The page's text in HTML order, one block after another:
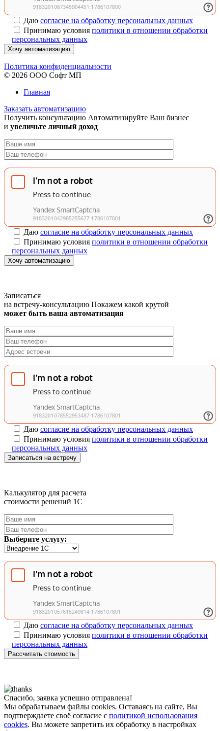
Даю согласие на обработку персональных данных
Принимаю условия политики в отношении обработки
персональных данных
Хочу автоматизацию
Политика конфиденциальности
© 2026 ООО Софт МП
Главная
Заказать автоматизацию
Получить консультацию Автоматизируйте Ваш бизнес
и увеличьте личный доход
Даю согласие на обработку персональных данных
Принимаю условия политики в отношении обработки
персональных данных
Хочу автоматизацию
Записаться
на встречу-консультацию Покажем какой крутой
может быть ваша автоматизация
Даю согласие на обработку персональных данных
Принимаю условия политики в отношении обработки
персональных данных
Записаться на встречу
Калькулятор для расчета
стоимости решений 1C
Выберите услугу:
Даю согласие на обработку персональных данных
Принимаю условия политики в отношении обработки
персональных данных
Рассчитать стоимость
Спасибо, заявка успешно отправлена!
Мы обрабатываем файлы cookies. Оставаясь на сайте, Вы
подтверждаете своё согласие с политикой использования
cookies. Вы можете запретить их обработку в настройках